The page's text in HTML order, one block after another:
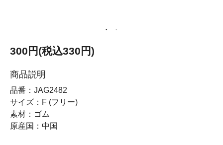
300円(税込330円)
商品説明
品番：JAG2482
サイズ：F (フリー)
素材：ゴム
原産国：中国